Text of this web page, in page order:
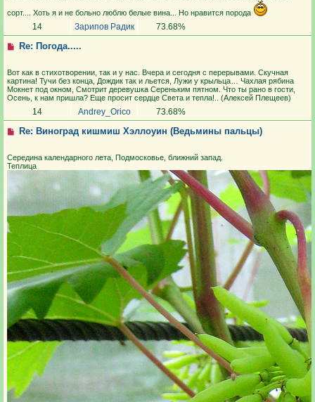
сорт.... Хоть я и не больно люблю белые вина... Но нравится порода
14 Зарипов Радик 73.68%
Re: Погода.....
Вот как в стихотворении, так и у нас. Вчера и сегодня с перерывами. Скучная
картина! Тучи без конца, Дождик так и льется, Лужи у крыльца… Чахлая рябина
Мокнет под окном, Смотрит деревушка Сереньким пятном. Что ты рано в гости,
Осень, к нам пришла? Еще просит сердце Света и тепла!.. (Алексей Плещеев)
14 Andrey_Orico 73.68%
Re: Виноград кишмиш Хэллоуин (Ведьмины пальцы)
Середина календарного лета, Подмосковье, ближний запад.
Теплица